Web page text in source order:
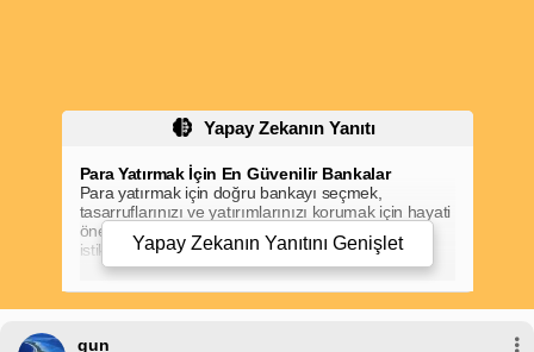
Yapay Zekanın Yanıtı
Para Yatırmak İçin En Güvenilir Bankalar
Para yatırmak için doğru bankayı seçmek,
tasarruflarınızı ve yatırımlarınızı korumak için hayati
önem taşır. Bir bankanın güvenilirliği, finansal
istikrarı, müşteri hizmetleri ve dijital güvenlik
önlemlerine göre belirlenir.
En Güvenilir Bankalar
Türkiye'de en güvenilir bankalar arasında şunlar yer
Yapay Zekanın Yanıtını Genişlet
gun